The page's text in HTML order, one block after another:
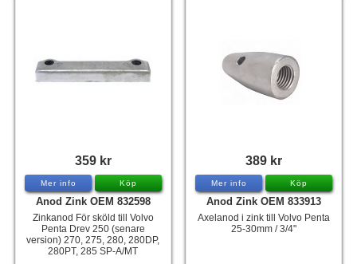
359 kr
Mer info Köp
Anod Zink OEM 832598
Zinkanod För sköld till Volvo
Penta Drev 250 (senare
version) 270, 275, 280, 280DP,
280PT, 285 SP-A/MT
389 kr
Mer info Köp
Anod Zink OEM 833913
Axelanod i zink till Volvo Penta
25-30mm / 3/4"